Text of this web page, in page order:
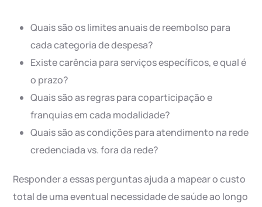
Quais são os limites anuais de reembolso para
cada categoria de despesa?
Existe carência para serviços específicos, e qual é
o prazo?
Quais são as regras para coparticipação e
franquias em cada modalidade?
Quais são as condições para atendimento na rede
credenciada vs. fora da rede?
Responder a essas perguntas ajuda a mapear o custo
total de uma eventual necessidade de saúde ao longo